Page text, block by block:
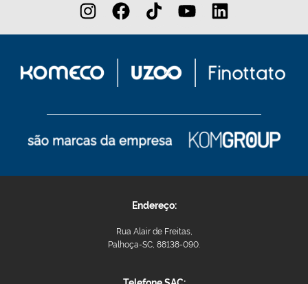
Endereço:
Rua Alair de Freitas,
Palhoça-SC, 88138-090.